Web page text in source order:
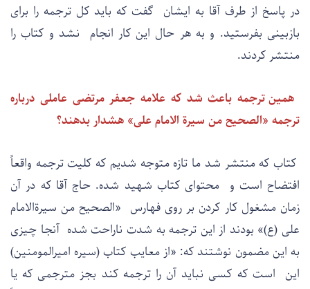
در پاسخ از طرف آقا به ایشان گفت که باید کل ترجمه را برای
بازبینی بفرستید. و به هر حال این کار انجام نشد و کتاب را
منتشر کردند.
همین ترجمه باعث شد که علامه جعفر مرتضی عاملی درباره
ترجمه «الصحیح من سیرة الامام علی» هشدار بدهند؟
کتاب که منتشر شد ما تازه متوجه شدیم که کلیت ترجمه واقعاً
افتضاح است و محتوای کتاب شهید شده. حاج آقا که در آن
زمان مشغول کار کردن بر روی فهارس «الصحیح من سیرةالامام
علی (ع)» بودند از این ترجمه به شدت ناراحت شده آنجا چیزی
به این مضمون نوشتند که: «از معایب کتاب (سیره امیرالمومنین)
این است که کسی نباید آن را ترجمه کند بجز مترجمی که یا